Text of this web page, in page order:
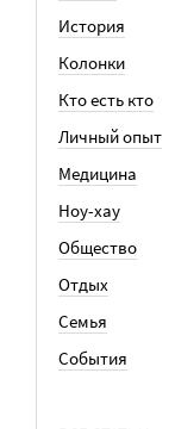
История
Колонки
Кто есть кто
Личный опыт
Медицина
Ноу-хау
Общество
Отдых
Семья
События